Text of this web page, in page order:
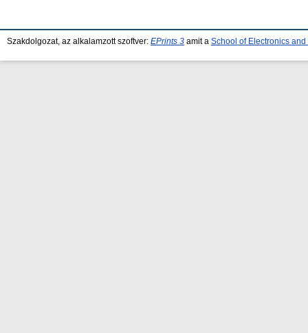
Szakdolgozat, az alkalamzott szoftver: EPrints 3 amit a School of Electronics